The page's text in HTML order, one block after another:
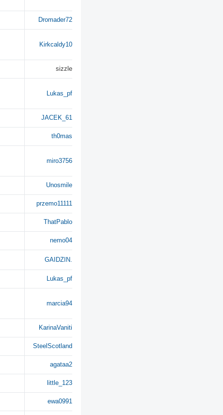
Dromader72
Kirkcaldy10
sizzle
Lukas_pf
JACEK_61
th0mas
miro3756
Unosmile
przemo11111
ThatPablo
nemo04
GAIDZIN.
Lukas_pf
marcia94
KarinaVaniti
SteelScotland
agataa2
little_123
ewa0991